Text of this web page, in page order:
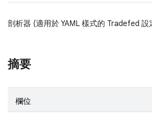
剖析器 (適用於 YAML 樣式的 Tradefed 設
摘要
欄位